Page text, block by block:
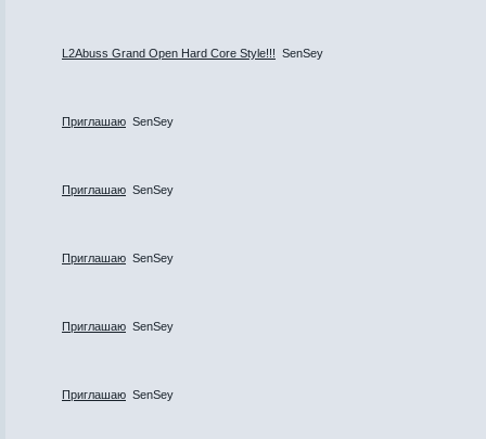
L2Abuss Grand Open Hard Core Style!!! SenSey
Приглашаю SenSey
Приглашаю SenSey
Приглашаю SenSey
Приглашаю SenSey
Приглашаю SenSey